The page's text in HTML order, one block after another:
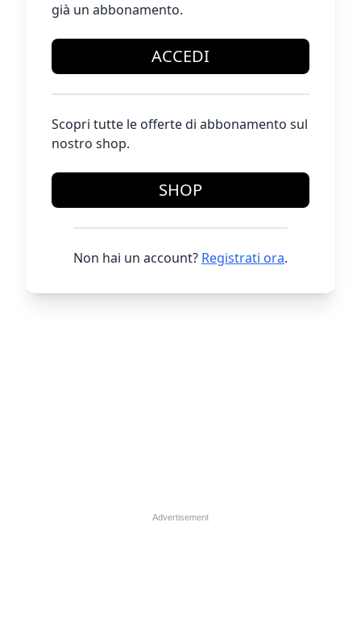
già un abbonamento.
ACCEDI
Scopri tutte le offerte di abbonamento sul
nostro shop.
SHOP
Non hai un account? Registrati ora.